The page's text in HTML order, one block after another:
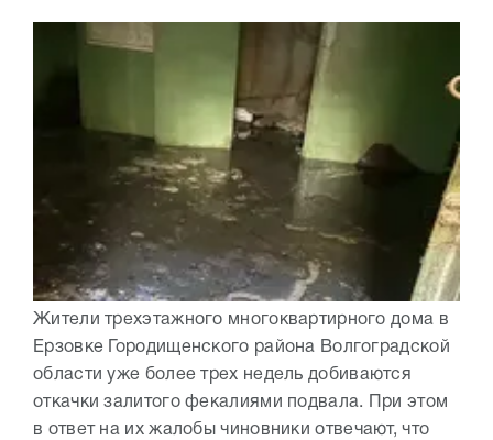
Жители трехэтажного многоквартирного дома в
Ерзовке Городищенского района Волгоградской
области уже более трех недель добиваются
откачки залитого фекалиями подвала. При этом
в ответ на их жалобы чиновники отвечают, что